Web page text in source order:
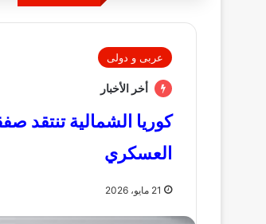
عربى و دولى
أخر الأخبار
كوريا الشمالية تنتقد
العسكري
21 مايو، 2026